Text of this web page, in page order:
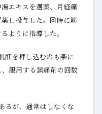
エキスを選薬、月経痛
し投与した。同時に筋
ように指導した。
肛を押し込むのも楽に
服用する鎮痛剤の回数
るが、通常はしなくな